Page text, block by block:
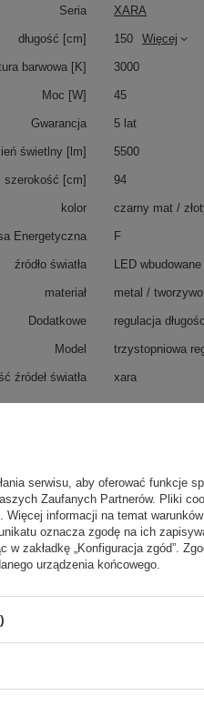
Seria XARA
długość [cm] 150 Więcej
barwowa [K] 3000
Moc [W] 45
Gwarancja 5 lat
świetlny [lm] 5500
szerokość [cm] 94
kolor czarny mat /
Energetyczna F
źródło światła LED wbudowane
materiał metal / tworzywo
Dodatkowe regulacja
Model trzystopniowa
źródeł światła xara
serwisu, aby oferować funkcje
Zaufanych Partnerów. Pliki
. Więcej informacji na temat
oznacza zgodę na ich
zakładkę „Konfiguracja zgód”.
urządzenia końcowego.